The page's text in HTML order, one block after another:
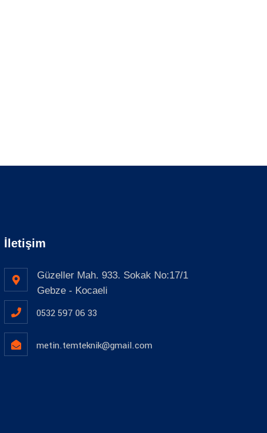
İletişim
Güzeller Mah. 933. Sokak No:17/1
Gebze - Kocaeli
0532 597 06 33
metin.temteknik@gmail.com